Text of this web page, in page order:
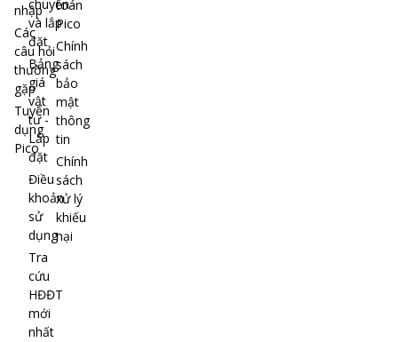
nhập
Các
câu hỏi
thường
gặp
Tuyển
dụng
Pico
chuyển
và lắp
đặt
Bảng
giá
vật
tư -
Lắp
đặt
Điều
khoản
sử
dụng
Tra
cứu
HĐĐT
mới
nhất
toán
Pico
Chính
sách
bảo
mật
thông
tin
Chính
sách
xử lý
khiếu
nại